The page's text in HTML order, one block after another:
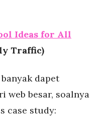
Ideas for All
Traffic)
dapet
web besar, soalnya
case study: